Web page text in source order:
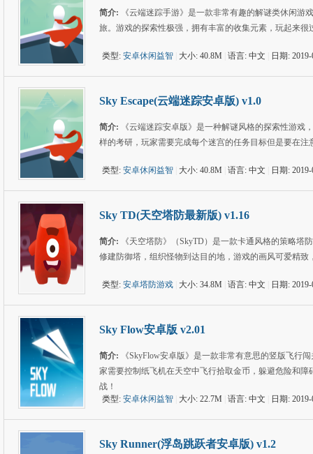
简介:
《云端迷踪手游》是一款非常有趣的解谜类休闲
旅。游戏的探索性极强，拥有丰富的收集元素，玩起来
类型: 安卓休闲益智 大小: 40.8M 语言: 中文 日期:
Sky Escape(云端迷踪安卓版) v1.0
简介:
《云端迷踪安卓版》是一种解谜风格的探索性游
样的考研，玩家需要完成每个迷宫的任务目标但是要在
类型: 安卓休闲益智 大小: 40.8M 语言: 中文 日期:
Sky TD(天空塔防最新版) v1.16
简介:
《天空塔防》（SkyTD）是一款卡通风格的策略
修建防御塔，组织怪物到达目的地，游戏的画风可爱精
类型: 安卓塔防游戏 大小: 34.8M 语言: 中文 日期:
Sky Flow安卓版 v2.01
简介:
《SkyFlow安卓版》是一款非常有意思的竖版飞行
家需要控制纸飞机在天空中飞行拾取金币，躲避危险和
战！
类型: 安卓休闲益智 大小: 22.7M 语言: 中文 日期:
Sky Runner(浮岛跳跃者安卓版) v1.2